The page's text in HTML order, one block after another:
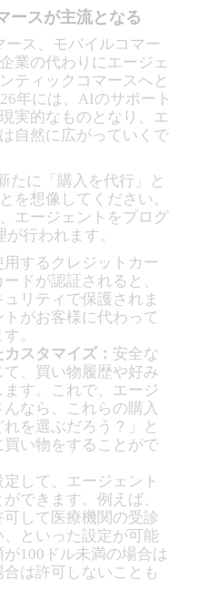
ースが主流となる
ス、モバイルコマー
業の代わりにエージェ
ティックコマースへと
年には、AIのサポート
実的なものとなり、エ
自然に広がっていくで
たに「購入を代行」と
を想像してください。
エージェントをプログ
行われます。
用するクレジットカー
ドが認証されると、
リティで保護されま
がお客様に代わって
。
スタマイズ： 安全な
、買い物履歴や好み
す。これで、エージ
なら、これらの購入
を選ぶだろう？」と
い物をすることがで
定して、エージェント
できます。例えば、
して医療機関の受診
といった設定が可能
100ドル未満の場合は
は許可しないことも